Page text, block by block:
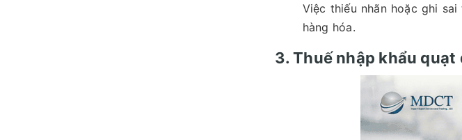
Việc thiếu nhãn hoặc ghi
hàng hóa.
3. Thuế nhập khẩu